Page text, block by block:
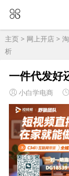
主页 > 网上开店 >
析
一件代发好
小白学电商